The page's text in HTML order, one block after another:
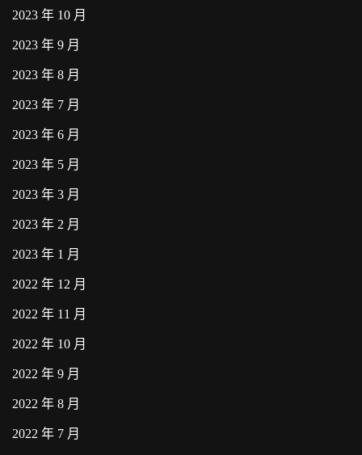
2023 年 10 月
2023 年 9 月
2023 年 8 月
2023 年 7 月
2023 年 6 月
2023 年 5 月
2023 年 3 月
2023 年 2 月
2023 年 1 月
2022 年 12 月
2022 年 11 月
2022 年 10 月
2022 年 9 月
2022 年 8 月
2022 年 7 月